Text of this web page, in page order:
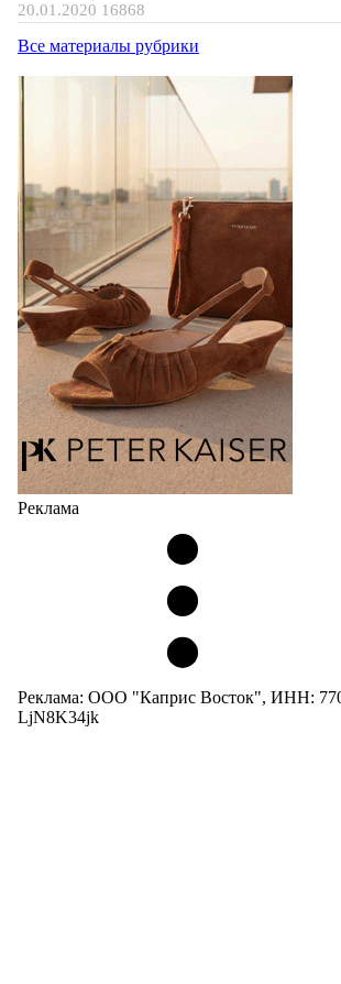
20.01.2020 16868
Все материалы рубрики
Реклама
Реклама: ООО "Каприс Восток", ИНН:
LjN8K34jk